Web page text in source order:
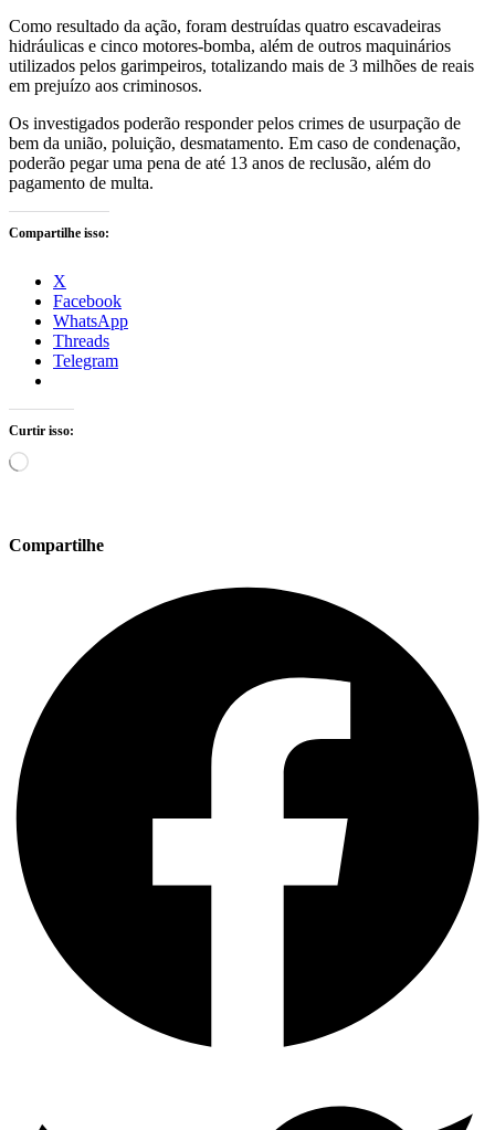
Como resultado da ação, foram destruídas quatro escavadeiras
hidráulicas e cinco motores-bomba, além de outros maquinários
utilizados pelos garimpeiros, totalizando mais de 3 milhões de reais
em prejuízo aos criminosos.
Os investigados poderão responder pelos crimes de usurpação de
bem da união, poluição, desmatamento. Em caso de condenação,
poderão pegar uma pena de até 13 anos de reclusão, além do
pagamento de multa.
Compartilhe isso:
X
Facebook
WhatsApp
Threads
Telegram
Curtir isso:
Carregando...
Compartilhe